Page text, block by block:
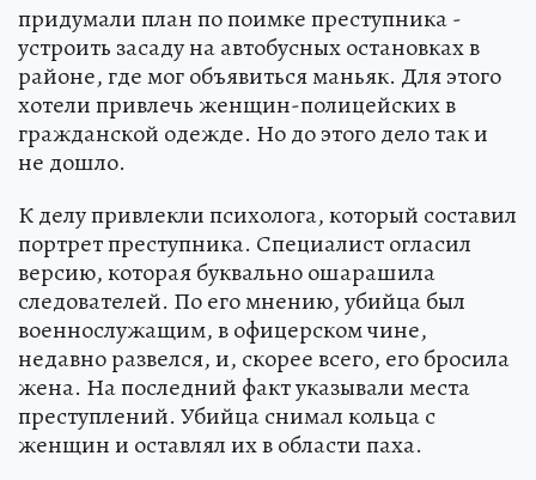
придумали план по поимке преступника -
устроить засаду на автобусных остановках в
районе, где мог объявиться маньяк. Для этого
хотели привлечь женщин-полицейских в
гражданской одежде. Но до этого дело так и
не дошло.
К делу привлекли психолога, который составил
портрет преступника. Специалист огласил
версию, которая буквально ошарашила
следователей. По его мнению, убийца был
военнослужащим, в офицерском чине,
недавно развелся, и, скорее всего, его бросила
жена. На последний факт указывали места
преступлений. Убийца снимал кольца с
женщин и оставлял их в области паха.